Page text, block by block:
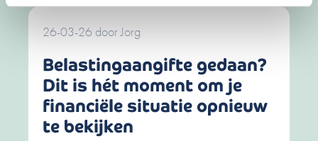
26-03-26 doorJorg
Belastingaangifte gedaan?
Dit is hét moment om je
financiële situatie opnieuw
te bekijken